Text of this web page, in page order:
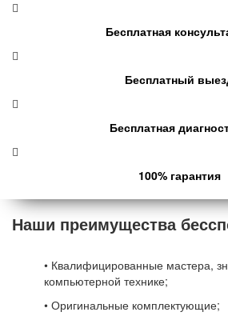
Бесплатная
Бесплатный
Бесплатная
100% гарантия
Наши преимущества
• Квалифицированные мастера,
компьютерной технике;
• Оригинальные комплектующие;